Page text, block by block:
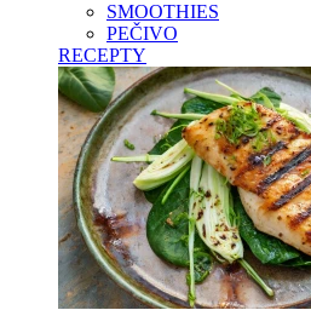
SMOOTHIES
PEČIVO
RECEPTY